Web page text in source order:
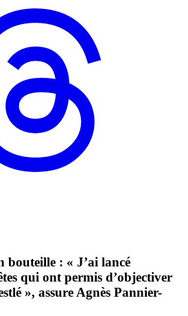
bouteille : « J’ai lancé
qui ont permis d’objectiver
», assure Agnès Pannier-